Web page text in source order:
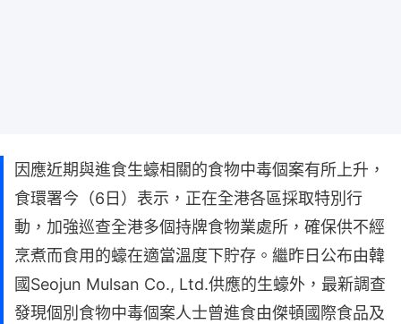
因應近期與進食生蠔相關的食物中毒個案有所上升，
食環署今（6日）表示，正在全港各區採取特別行
動，加強巡查全港多個持牌食物業處所，確保供不經
烹煮而食用的蠔在適當溫度下貯存。繼昨日公布由韓
國Seojun Mulsan Co., Ltd.供應的生蠔外，最新調查
發現個別食物中毒個案人士曾進食由傑頓國際食品及